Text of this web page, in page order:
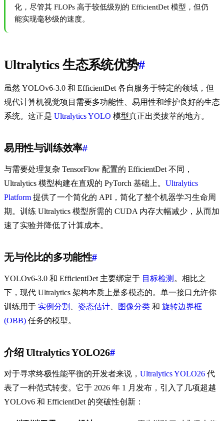
化，尽管其 FLOPs 高于较低级别的 EfficientDet 模型，但仍
能实现毫秒级的速度。
Ultralytics 生态系统优势#
虽然 YOLOv6-3.0 和 EfficientDet 各自服务于特定的领域，但
现代计算机视觉项目需要多功能性、易用性和维护良好的生态
系统。这正是 Ultralytics YOLO 模型真正出类拔萃的地方。
易用性与训练效率#
与需要处理复杂 TensorFlow 配置的 EfficientDet 不同，
Ultralytics 模型构建在直观的 PyTorch 基础上。 Ultralytics
Platform 提供了一个简化的 API，简化了整个机器学习生命周
期。训练 Ultralytics 模型所需的 CUDA 内存大幅减少，从而加
速了实验并降低了计算成本。
无与伦比的多功能性#
YOLOv6-3.0 和 EfficientDet 主要绑定于 目标检测 。相比之
下，现代 Ultralytics 架构本质上是多模态的。单一接口允许你
训练用于 实例分割 姿态估计 图像分类 和 旋转边界框
(OBB) 任务的模型。
介绍 Ultralytics YOLO26#
对于寻求终极性能平衡的开发者来说， Ultralytics YOLO26 代
表了一种范式转变。它于 2026 年 1 月发布，引入了几项超越
YOLOv6 和 EfficientDet 的突破性创新：